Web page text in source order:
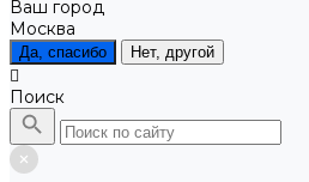
Ваш город
Москва
Да, спасибо Нет, другой
Поиск